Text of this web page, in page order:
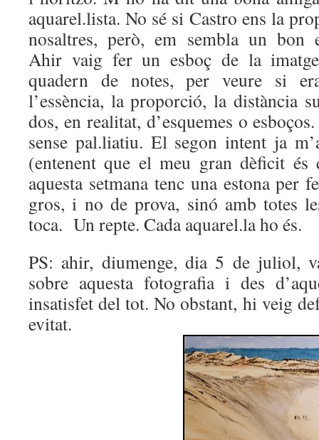
aquarel.lista. No sé si Castro ens la
nosaltres, però, em sembla un bon
Ahir vaig fer un esboç de la
quadern de notes, per veure si
l’essència, la proporció, la distància
dos, en realitat, d’esquemes o
sense pal.liatiu. El segon intent ja
(entenent que el meu gran dèficit
aquesta setmana tenc una estona per
gros, i no de prova, sinó amb totes
toca. Un repte. Cada aquarel.la ho és.
PS: ahir, diumenge, dia 5 de juliol,
sobre aquesta fotografia i des
insatisfet del tot. No obstant, hi veig
evitat.